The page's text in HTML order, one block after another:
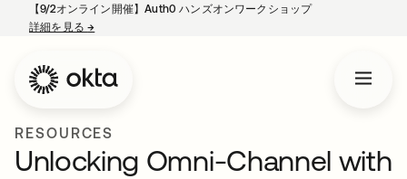
【9/2オンライン開催】Auth0 ハンズオンワークショップ
詳細を見る→
RESOURCES
Unlocking Omni-Channel with